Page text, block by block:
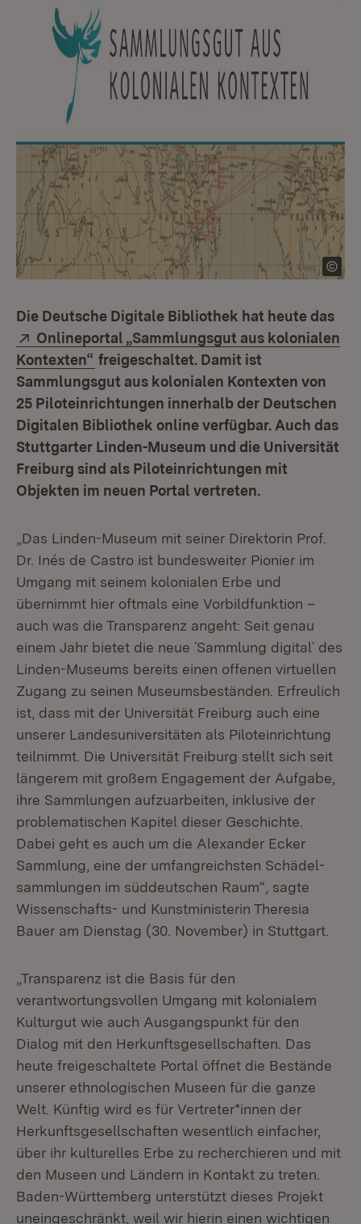
Die Deutsche Digitale Bibliothek hat heute das
Extern:
Onlineportal „Sammlungsgut aus kolonialen
Kontexten“ (Öffnet in neuem Fenster)
freigeschaltet. Damit ist
Sammlungsgut aus kolonialen Kontexten von
25 Piloteinrichtungen innerhalb der Deutschen
Digitalen Bibliothek online verfügbar. Auch das
Stuttgarter Linden-Museum und die Universität
Freiburg sind als Piloteinrichtungen mit
Objekten im neuen Portal vertreten.
„Das Linden-Museum mit seiner Direktorin Prof.
Dr. Inés de Castro ist bundes­weiter Pionier im
Umgang mit seinem kolonialen Erbe und
übernimmt hier oftmals eine Vorbildfunktion –
auch was die Transparenz angeht: Seit genau
einem Jahr bietet die neue ´Sammlung digital` des
Linden-Museums bereits einen offenen virtuellen
Zugang zu seinen Museumsbeständen. Erfreulich
ist, dass mit der Universität Freiburg auch eine
unserer Landes­universitäten als Piloteinrichtung
teilnimmt. Die Universität Freiburg stellt sich seit
längerem mit großem Engagement der Aufgabe,
ihre Sammlungen aufzuarbeiten, inklusive der
problematischen Kapitel dieser Geschichte.
Dabei geht es auch um die Alexander Ecker
Sammlung, eine der umfangreichsten Schädel­
sammlungen im süddeutschen Raum“, sagte
Wissenschafts- und Kunstministerin Theresia
Bauer am Dienstag (30. November) in Stuttgart.
„Transparenz ist die Basis für den
verantwortungsvollen Umgang mit kolonialem
Kulturgut wie auch Ausgangspunkt für den
Dialog mit den Herkunfts­gesell­schaften. Das
heute freigeschaltete Portal öffnet die Bestände
unserer ethno­logischen Museen für die ganze
Welt. Künftig wird es für Vertreter*innen der
Herkunftsgesellschaften wesentlich einfacher,
über ihr kulturelles Erbe zu recherchieren und mit
den Museen und Ländern in Kontakt zu treten.
Baden-Württemberg unterstützt dieses Projekt
uneingeschränkt, weil wir hierin einen wichtigen